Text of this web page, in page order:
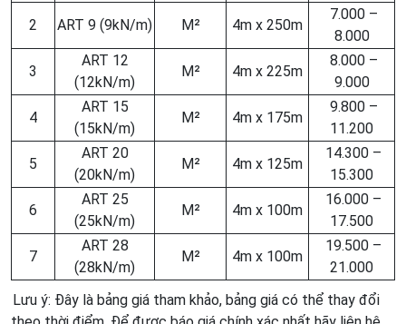
2 ART 9 (9kN/m) M² 4m x 250m
7.000 –
8.000
3
ART 12
(12kN/m)
M² 4m x 225m
8.000 –
9.000
4
ART 15
(15kN/m)
M² 4m x 175m
9.800 –
11.200
5
ART 20
(20kN/m)
M² 4m x 125m
14.300 –
15.300
6
ART 25
(25kN/m)
M² 4m x 100m
16.000 –
17.500
7
ART 28
(28kN/m)
M² 4m x 100m
19.500 –
21.000
Lưu ý: Đây là bảng giá tham khảo, bảng giá có thể thay đổi